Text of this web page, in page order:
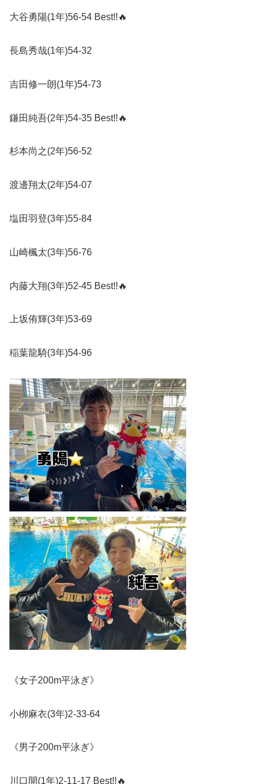
大谷勇陽(1年)56-54 Best!! 🔥
長島秀哉(1年)54-32
吉田修一朗(1年)54-73
鎌田純吾(2年)54-35 Best!! 🔥
杉本尚之(2年)56-52
渡邊翔太(2年)54-07
塩田羽登(3年)55-84
山崎楓太(3年)56-76
内藤大翔(3年)52-45 Best!! 🔥
上坂侑輝(3年)53-69
稲葉龍騎(3年)54-96
《女子200m平泳ぎ》
小栁麻衣(3年)2-33-64
《男子200m平泳ぎ》
川口開(1年)2-11-17 Best!! 🔥